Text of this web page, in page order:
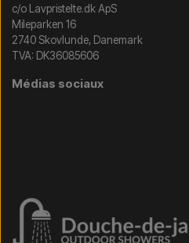
c/o Lavpristelte.dk ApS
Mileparken 16
2740 Skovlunde, Danemark
TVA: DK36085606
Médias sociaux